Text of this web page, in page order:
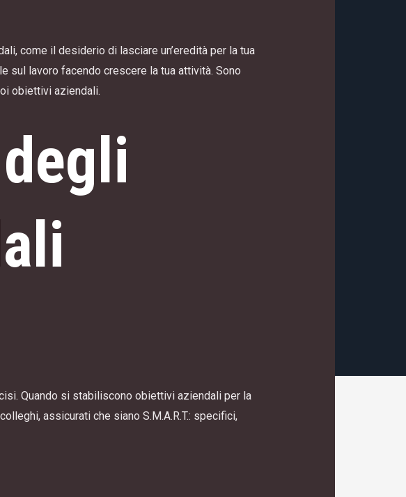
come il desiderio di lasciare un’eredità per la tua
sul lavoro facendo crescere la tua attività. Sono
obiettivi aziendali.
Quando si stabiliscono obiettivi aziendali per la
assicurati che siano S.M.A.R.T.: specifici,